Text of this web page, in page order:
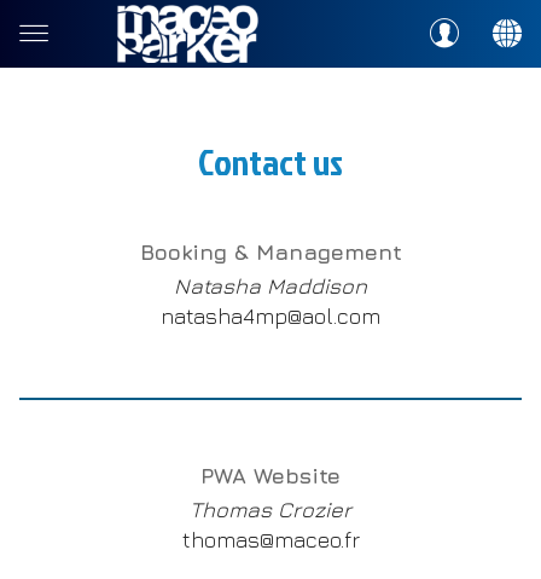
Contact us
Booking & Management
Natasha Maddison
natasha4mp@aol.com
PWA Website
Thomas Crozier
thomas@maceo.fr